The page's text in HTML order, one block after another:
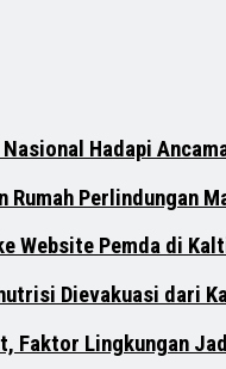
Hadapi
Rumah Perlindungan
Website Pemda di
Dievakuasi dari
Faktor Lingkungan